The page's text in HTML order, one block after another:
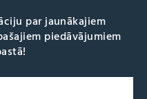
par jaunākajiem
piedāvājumiem